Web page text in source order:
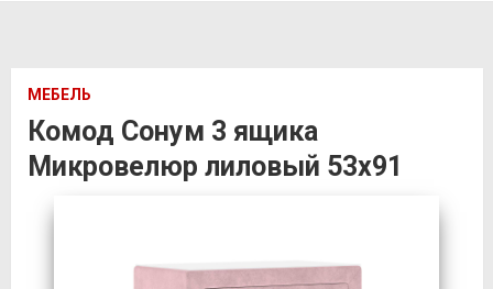
МЕБЕЛЬ
Комод Сонум 3 ящика
Микровелюр лиловый 53х91